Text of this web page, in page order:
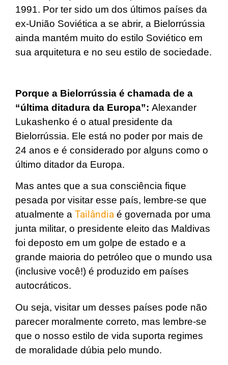
1991. Por ter sido um dos últimos países da
ex-União Soviética a se abrir, a Bielorrússia
ainda mantém muito do estilo Soviético em
sua arquitetura e no seu estilo de sociedade.
Porque a Bielorrússia é chamada de a
“última ditadura da Europa”: Alexander
Lukashenko é o atual presidente da
Bielorrússia. Ele está no poder por mais de
24 anos e é considerado por alguns como o
último ditador da Europa.
Mas antes que a sua consciência fique
pesada por visitar esse país, lembre-se que
atualmente a Tailândia é governada por uma
junta militar, o presidente eleito das Maldivas
foi deposto em um golpe de estado e a
grande maioria do petróleo que o mundo usa
(inclusive você!) é produzido em países
autocráticos.
Ou seja, visitar um desses países pode não
parecer moralmente correto, mas lembre-se
que o nosso estilo de vida suporta regimes
de moralidade dúbia pelo mundo.